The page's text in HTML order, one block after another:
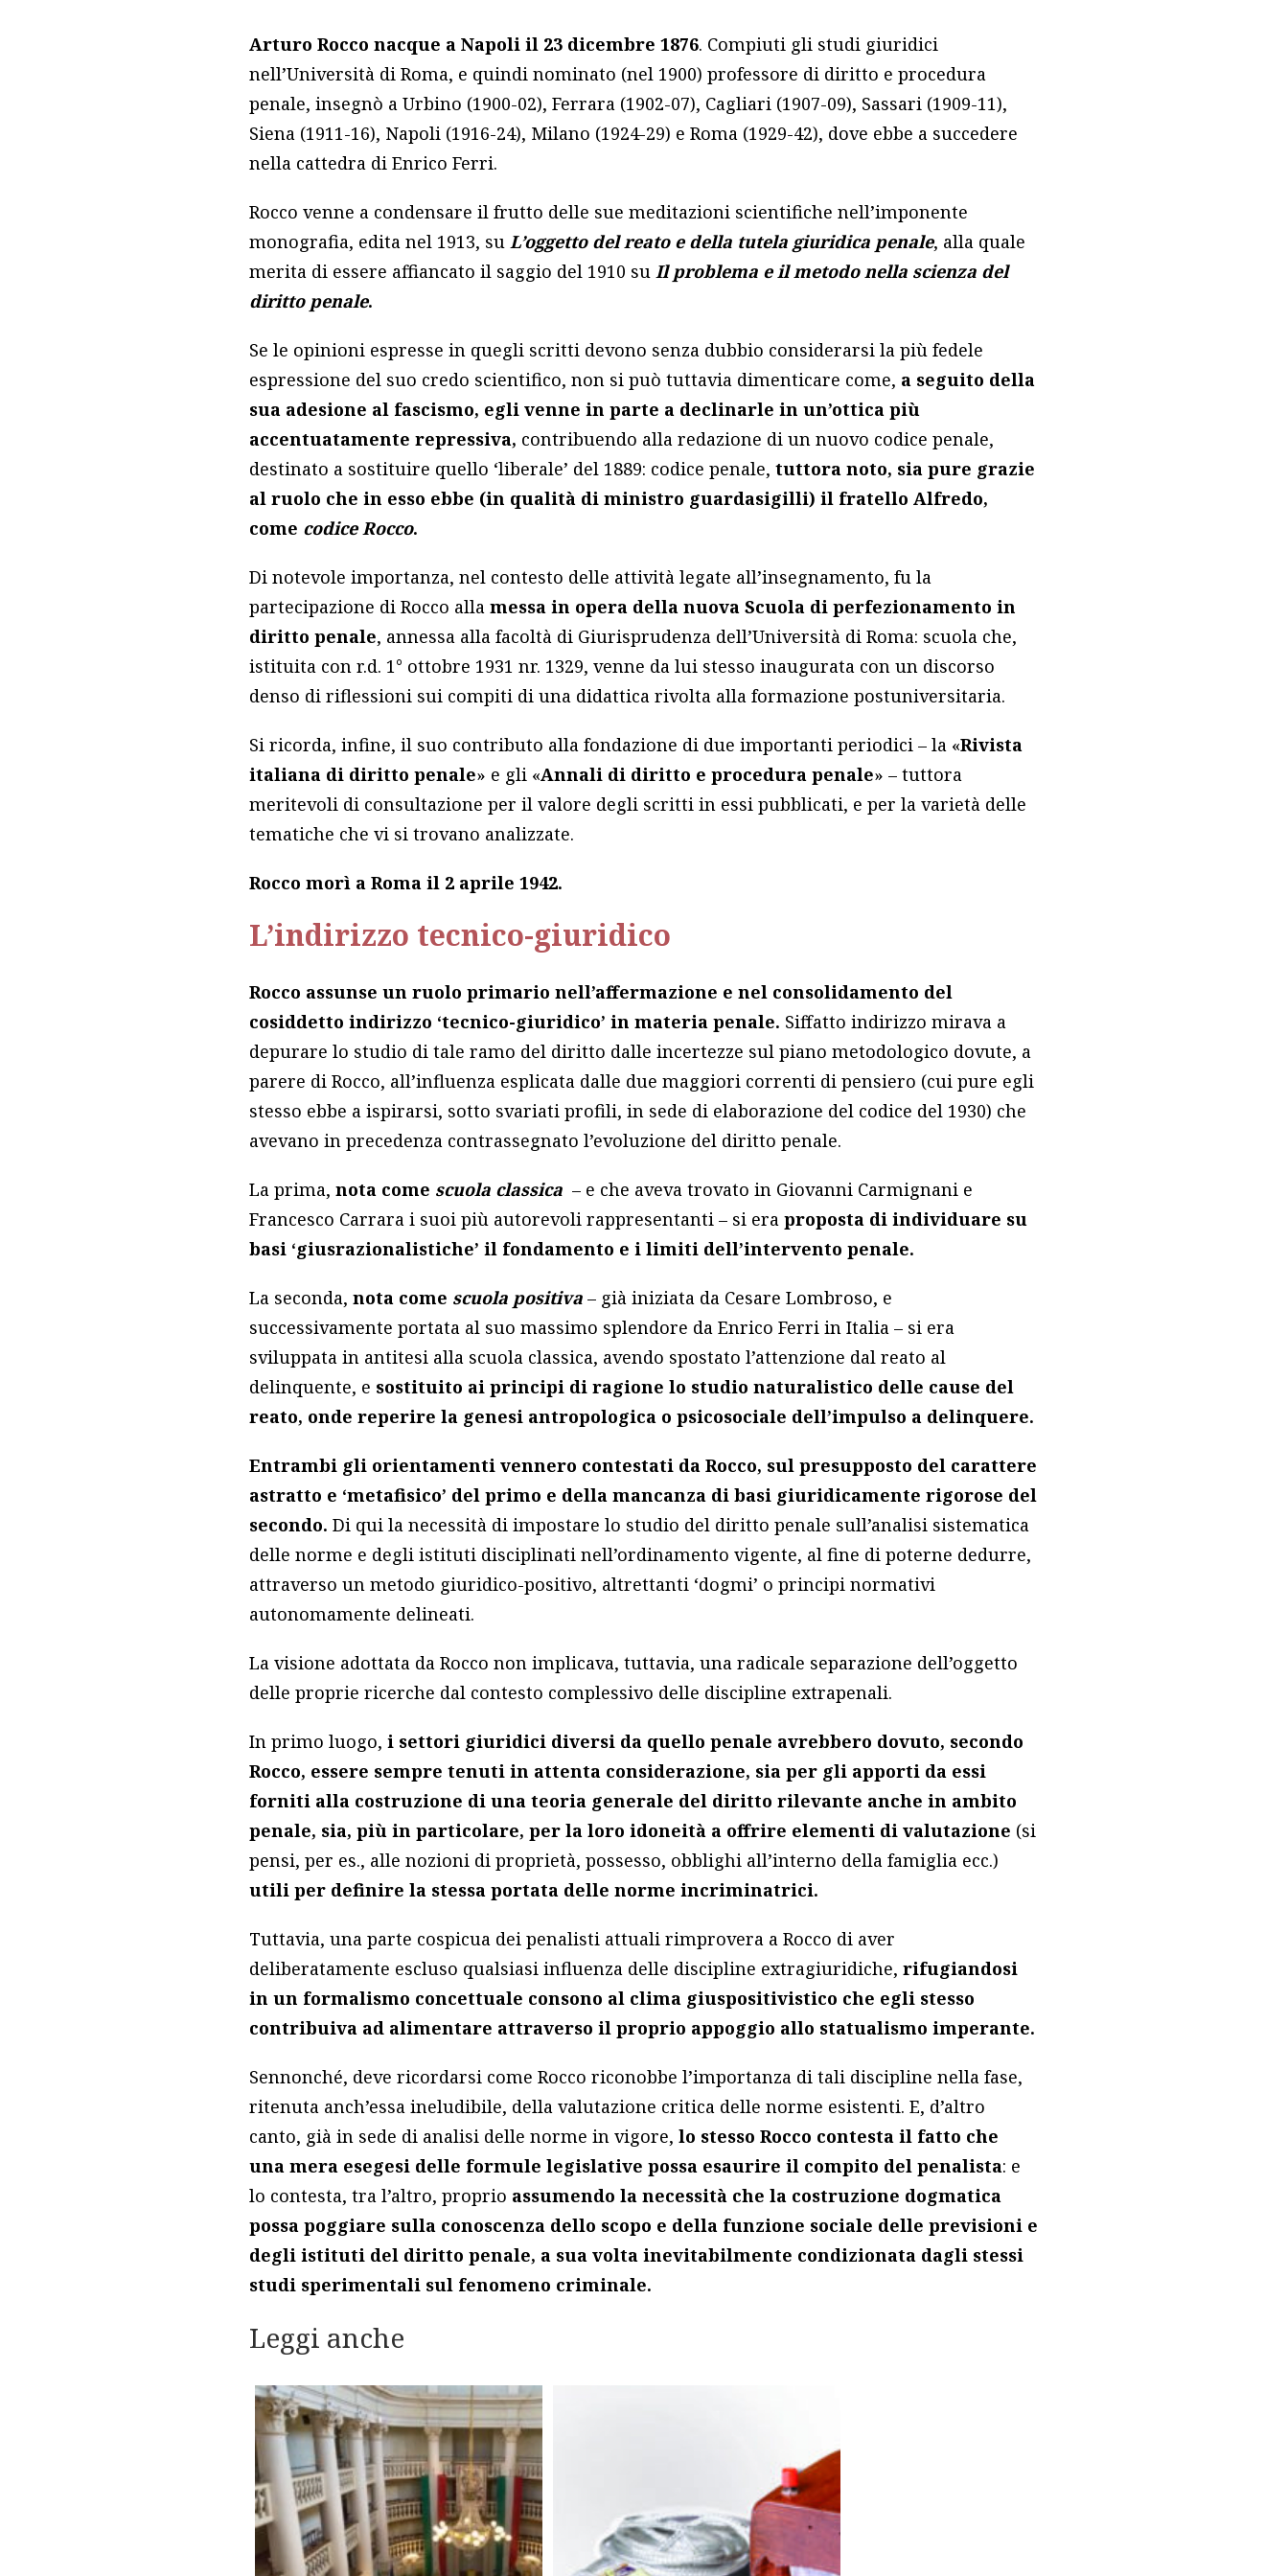
Arturo Rocco nacque a Napoli il 23 dicembre 1876. Compiuti gli studi giuridici
nell’Università di Roma, e quindi nominato (nel 1900) professore di diritto e procedura
penale, insegnò a Urbino (1900-02), Ferrara (1902-07), Cagliari (1907-09), Sassari (1909-11),
Siena (1911-16), Napoli (1916-24), Milano (1924-29) e Roma (1929-42), dove ebbe a succedere
nella cattedra di Enrico Ferri.
Rocco venne a condensare il frutto delle sue meditazioni scientifiche nell’imponente
monografia, edita nel 1913, suL’oggetto del reato e della tutela giuridica penale, alla quale
merita di essere affiancato il saggio del 1910 su Il problema e il metodo nella scienza del
diritto penale.
Se le opinioni espresse in quegli scritti devono senza dubbio considerarsi la più fedele
espressione del suo credo scientifico, non si può tuttavia dimenticare come, a seguito della
sua adesione al fascismo, egli venne in parte a declinarle in un’ottica più
accentuatamente repressiva, contribuendo alla redazione di un nuovo codice penale,
destinato a sostituire quello ‘liberale’ del 1889: codice penale,tuttora noto, sia pure grazie
al ruolo che in esso ebbe (in qualità di ministro guardasigilli) il fratello Alfredo,
come codice Rocco.
Di notevole importanza, nel contesto delle attività legate all’insegnamento, fu la
partecipazione di Rocco allamessa in opera della nuova Scuola di perfezionamento in
diritto penale, annessa alla facoltà di Giurisprudenza dell’Università di Roma: scuola che,
istituita con r.d. 1° ottobre 1931 nr. 1329, venne da lui stesso inaugurata con un discorso
denso di riflessioni sui compiti di una didattica rivolta alla formazione postuniversitaria.
Si ricorda, infine, il suo contributo alla fondazione di due importanti periodici – la «Rivista
italiana di diritto penale» e gli «Annali di diritto e procedura penale» – tuttora
meritevoli di consultazione per il valore degli scritti in essi pubblicati, e per la varietà delle
tematiche che vi si trovano analizzate.
Rocco morì a Roma il 2 aprile 1942.
L’indirizzo tecnico-giuridico
Rocco assunse un ruolo primario nell’affermazione e nel consolidamento del
cosiddetto indirizzo ‘tecnico-giuridico’ in materia penale. Siffatto indirizzo mirava a
depurare lo studio di tale ramo del diritto dalle incertezze sul piano metodologico dovute, a
parere di Rocco, all’influenza esplicata dalle due maggiori correnti di pensiero (cui pure egli
stesso ebbe a ispirarsi, sotto svariati profili, in sede di elaborazione del codice del 1930) che
avevano in precedenza contrassegnato l’evoluzione del diritto penale.
La prima,nota come scuola classica – e che aveva trovato in Giovanni Carmignani e
Francesco Carrara i suoi più autorevoli rappresentanti – si eraproposta di individuare su
basi ‘giusrazionalistiche’ il fondamento e i limiti dell’intervento penale.
La seconda,nota come scuola positiva – già iniziata da Cesare Lombroso, e
successivamente portata al suo massimo splendore da Enrico Ferri in Italia – si era
sviluppata in antitesi alla scuola classica, avendo spostato l’attenzione dal reato al
delinquente, e sostituito ai principi di ragione lo studio naturalistico delle cause del
reato, onde reperire la genesi antropologica o psicosociale dell’impulso a delinquere.
Entrambi gli orientamenti vennero contestati da Rocco, sul presupposto del carattere
astratto e ‘metafisico’ del primo e della mancanza di basi giuridicamente rigorose del
secondo.Di qui la necessità di impostare lo studio del diritto penale sull’analisi sistematica
delle norme e degli istituti disciplinati nell’ordinamento vigente, al fine di poterne dedurre,
attraverso un metodo giuridico-positivo, altrettanti ‘dogmi’ o principi normativi
autonomamente delineati.
La visione adottata da Rocco non implicava, tuttavia, una radicale separazione dell’oggetto
delle proprie ricerche dal contesto complessivo delle discipline extrapenali.
In primo luogo,i settori giuridici diversi da quello penale avrebbero dovuto, secondo
Rocco, essere sempre tenuti in attenta considerazione, sia per gli apporti da essi
forniti alla costruzione di una teoria generale del diritto rilevante anche in ambito
penale, sia, più in particolare, per la loro idoneità a offrire elementi di valutazione (si
pensi, per es., alle nozioni di proprietà, possesso, obblighi all’interno della famiglia ecc.)
utili per definire la stessa portata delle norme incriminatrici.
Tuttavia, una parte cospicua dei penalisti attuali rimprovera a Rocco di aver
deliberatamente escluso qualsiasi influenza delle discipline extragiuridiche,rifugiandosi
in un formalismo concettuale consono al clima giuspositivistico che egli stesso
contribuiva ad alimentare attraverso il proprio appoggio allo statualismo imperante.
Sennonché, deve ricordarsi come Rocco riconobbe l’importanza di tali discipline nella fase,
ritenuta anch’essa ineludibile, della valutazione critica delle norme esistenti. E, d’altro
canto, già in sede di analisi delle norme in vigore,lo stesso Rocco contesta il fatto che
una mera esegesi delle formule legislative possa esaurire il compito del penalista: e
lo contesta, tra l’altro, proprio assumendo la necessità che la costruzione dogmatica
possa poggiare sulla conoscenza dello scopo e della funzione sociale delle previsioni e
degli istituti del diritto penale, a sua volta inevitabilmente condizionata dagli stessi
studi sperimentali sul fenomeno criminale.
Leggi anche